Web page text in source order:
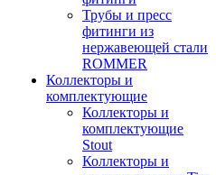
Трубы и пресс
фитинги из
нержавеющей стали
ROMMER
Коллекторы и
комплектующие
Коллекторы и
комплектующие
Stout
Коллекторы и